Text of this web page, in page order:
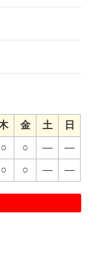
金 土
日
○ ○ ―
―
○ ○ ― ―